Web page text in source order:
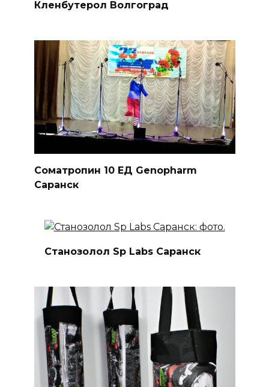
Кленбутерол Волгоград
Соматропин 10 ЕД Genopharm
Саранск
Станозолол Sp Labs Саранск